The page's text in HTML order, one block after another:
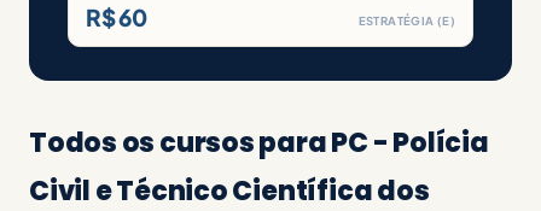
R$ 60 ESTRATÉGIA (E)
Todos os cursos para PC - Polícia
Civil e Técnico Científica dos